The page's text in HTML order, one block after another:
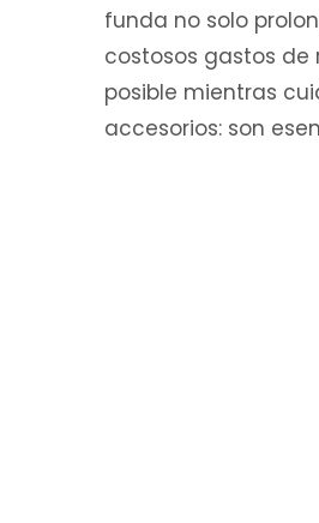
funda no solo
costosos gastos de
posible mientras
accesorios: son